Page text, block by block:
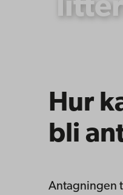
Hur
bli
Antagningen